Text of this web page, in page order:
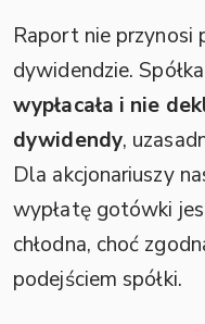
Raport nie przynosi
dywidendzie.
wypłacała i nie
dywidendy,
Dla akcjonariuszy
wypłatę gotówki
chłodna, choć
podejściem spółki.